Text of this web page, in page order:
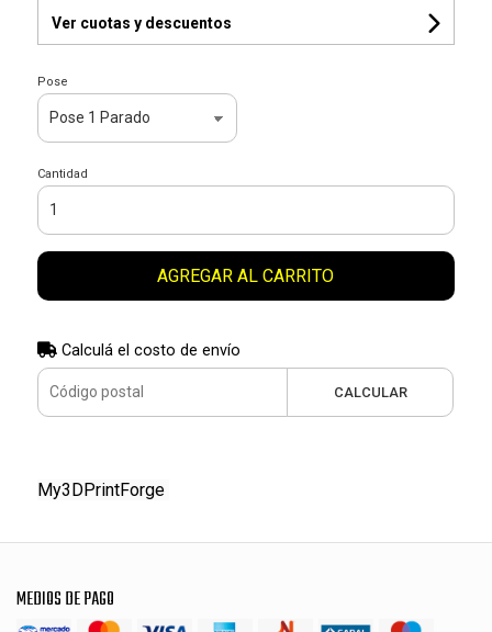
Ver cuotas y descuentos
Pose
Cantidad
AGREGAR AL CARRITO
Calculá el costo de envío
CALCULAR
My3DPrintForge
MEDIOS DE PAGO